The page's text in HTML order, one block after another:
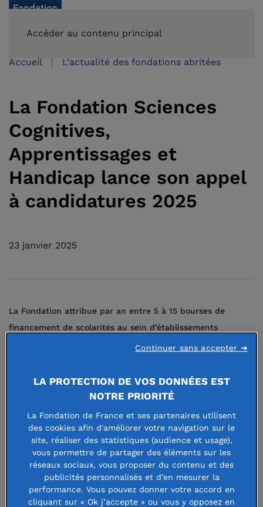
Accéder au contenu principal
Accueil L'actualité des fondations abritées
La Fondation Sciences
Cognitives,
Apprentissages et
Handicap lance son appel
à candidatures 2025
23 janvier 2025
La Fondation attribue par an entre 5 à 15 bourses de
financement de scolarités au sein d’établissements
proposant des dispositifs adaptés aux troubles spécifiques
et leur famille - qui, bien que particulièrement motivés,
rencontrent de sérieuses difficultés matérielles pour
Contexte
Fondation Sciences Cognitives, Apprentissages et
Handicap (FOSCAH),
créée le 8 juillet 2016 et abrité par la
Fondation de France, a pour vocation de :
LA PROTECTION DE VOS DONNÉES EST
NOTRE PRIORITÉ
La Fondation de France et ses partenaires utilisent
des cookies afin d'améliorer votre navigation sur le
site, réaliser des statistiques (audience et usage),
vous permettre de partager des éléments sur les
réseaux sociaux, vous proposer du contenu et des
publicités personnalisés et d’en mesurer la
performance. Vous pouvez donner votre accord en
cliquant sur « Ok j’accepte » ou vous y opposez en
Continuer sans accepter ➜